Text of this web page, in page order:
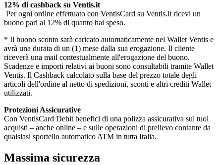
12% di cashback su Ventis.it
Per ogni ordine effettuato con VentisCard su Ventis.it ricevi un
buono pari al 12% di quanto hai speso.
* Il buono sconto sarà caricato automaticamente nel Wallet Ventis e
avrà una durata di un (1) mese dalla sua erogazione. Il cliente
riceverà una mail contestualmente all'erogazione del buono.
Scadenze e importi relativi ai buoni sono consultabili tramite Wallet
Ventis. Il Cashback calcolato sulla base del prezzo totale degli
articoli dell'ordine al netto di spedizioni, sconti e altri crediti Wallet
utilizzati.
Protezioni Assicurative
Con VentisCard Debit benefici di una polizza assicurativa sui tuoi
acquisti – anche online – e sulle operazioni di prelievo contante da
qualsiasi sportello automatico ATM in tutta Italia.
Massima sicurezza